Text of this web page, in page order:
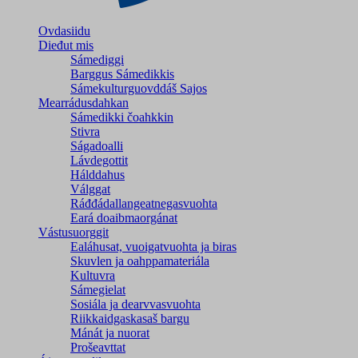
Ovdasiidu
Dieđut mis
Sámediggi
Barggus Sámedikkis
Sámekulturguovddáš Sajos
Mearrádusdahkan
Sámedikki čoahkkin
Stivra
Ságadoalli
Lávdegottit
Hálddahus
Válggat
Ráđđádallangeatnegas­vuohta
Eará doaibmaorgánat
Vástusuorggit
Ealáhusat, vuoigatvuohta ja biras
Skuvlen ja oahppamateriála
Kultuvra
Sámegielat
Sosiála ja dearvvasvuohta
Riikkaidgaskasaš bargu
Mánát ja nuorat
Prošeavttat